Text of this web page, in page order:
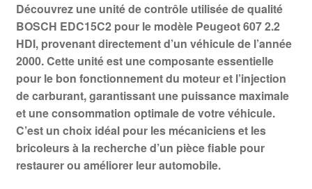
Découvrez une unité de contrôle utilisée de qualité
BOSCH EDC15C2 pour le modèle Peugeot 607 2.2
HDI, provenant directement d’un véhicule de l’année
2000. Cette unité est une composante essentielle
pour le bon fonctionnement du moteur et l’injection
de carburant, garantissant une puissance maximale
et une consommation optimale de votre véhicule.
C’est un choix idéal pour les mécaniciens et les
bricoleurs à la recherche d’un pièce fiable pour
restaurer ou améliorer leur automobile.